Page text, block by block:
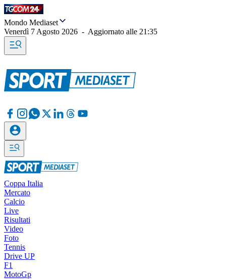
Mondo Mediaset
Venerdì 7 Agosto 2026 - Aggiornato alle 21:35
Coppa Italia
Mercato
Calcio
Live
Risultati
Video
Foto
Tennis
Drive UP
F1
MotoGp